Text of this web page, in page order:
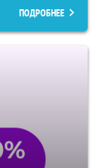
ПОДРОБНЕЕ